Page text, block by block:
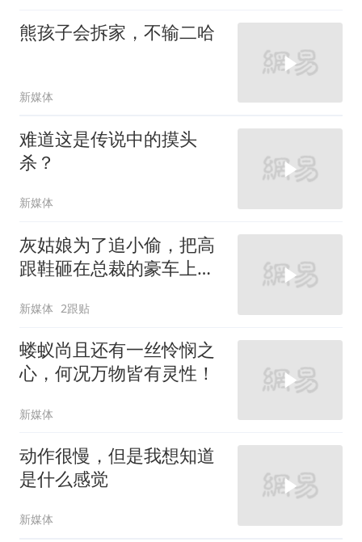
熊孩子会拆家，不输二哈
新媒体
难道这是传说中的摸头
杀？
新媒体
灰姑娘为了追小偷，把高
跟鞋砸在总裁的豪车上，
新媒体 2跟贴
蝼蚁尚且还有一丝怜悯之
心，何况万物皆有灵性！
新媒体
动作很慢，但是我想知道
是什么感觉
新媒体